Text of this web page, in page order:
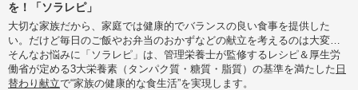
を！「ソラレピ」
大切な家族だから、家庭では健康的でバランスの良い食事を提供した
い。だけど毎日のご飯やお弁当のおかずなどの献立を考えるのは大変…
そんなお悩みに「ソラレピ」は、管理栄養士が監修するレシピ＆厚生労
働省が定める3大栄養素（タンパク質・糖質・脂質）の基準を満たした 日
替わり献立で“家族の健康的な食生活”を実現します。